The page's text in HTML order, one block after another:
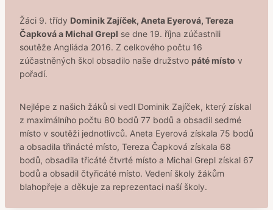
Žáci 9. třídy Dominik Zajíček, Aneta Eyerová, Tereza
Čapková a Michal Grepl se dne 19. října zúčastnili
soutěže Angliáda 2016. Z celkového počtu 16
zúčastněných škol obsadilo naše družstvo páté místo v
pořadí.
Nejlépe z našich žáků si vedl Dominik Zajíček, který získal
z maximálního počtu 80 bodů 77 bodů a obsadil sedmé
místo v soutěži jednotlivců. Aneta Eyerová získala 75 bodů
a obsadila třinácté místo, Tereza Čapková získala 68
bodů, obsadila třicáté čtvrté místo a Michal Grepl získal 67
bodů a obsadil čtyřicáté místo. Vedení školy žákům
blahopřeje a děkuje za reprezentaci naší školy.